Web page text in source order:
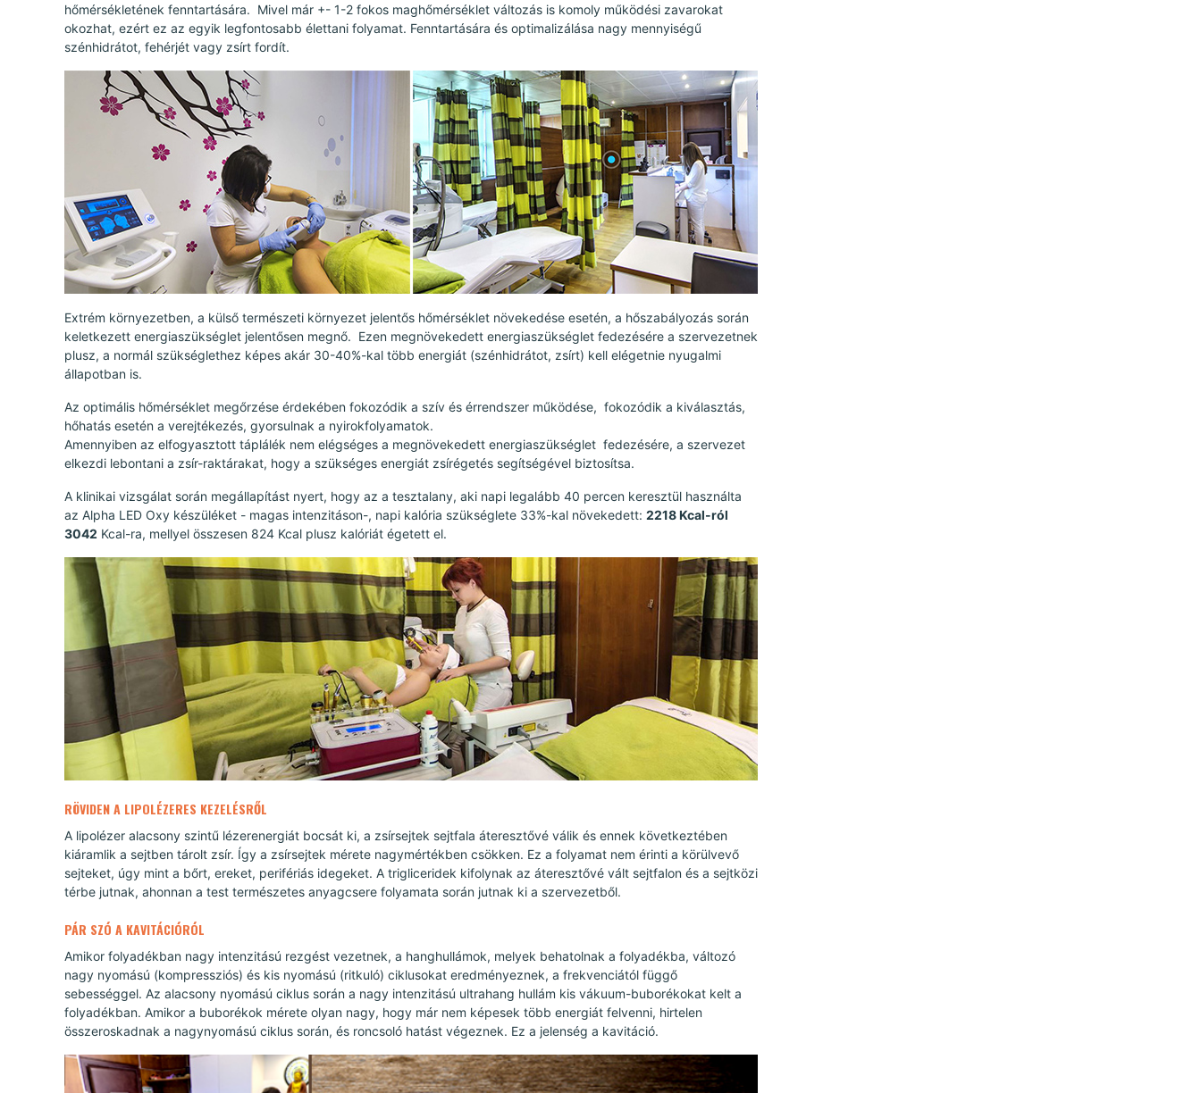
hőmérsékletének fenntartására. Mivel már +- 1-2 fokos maghőmérséklet változás is komoly működési zavarokat
okozhat, ezért ez az egyik legfontosabb élettani folyamat. Fenntartására és optimalizálása nagy mennyiségű
szénhidrátot, fehérjét vagy zsírt fordít.
Extrém környezetben, a külső természeti környezet jelentős hőmérséklet növekedése esetén, a hőszabályozás során
keletkezett energiaszükséglet jelentősen megnő. Ezen megnövekedett energiaszükséglet fedezésére a szervezetnek
plusz, a normál szükséglethez képes akár 30-40%-kal több energiát (szénhidrátot, zsírt) kell elégetnie nyugalmi
állapotban is.
Az optimális hőmérséklet megőrzése érdekében fokozódik a szív és érrendszer működése, fokozódik a kiválasztás,
hőhatás esetén a verejtékezés, gyorsulnak a nyirokfolyamatok.
Amennyiben az elfogyasztott táplálék nem elégséges a megnövekedett energiaszükséglet fedezésére, a szervezet
elkezdi lebontani a zsír-raktárakat, hogy a szükséges energiát zsírégetés segítségével biztosítsa.
A klinikai vizsgálat során megállapítást nyert, hogy az a tesztalany, aki napi legalább 40 percen keresztül használta
az Alpha LED Oxy készüléket - magas intenzitáson-, napi kalória szükséglete 33%-kal növekedett: 2218 Kcal-ról
3042 Kcal-ra, mellyel összesen 824 Kcal plusz kalóriát égetett el.
RÖVIDEN A LIPOLÉZERES KEZELÉSRŐL
A lipolézer alacsony szintű lézerenergiát bocsát ki, a zsírsejtek sejtfala áteresztővé válik és ennek következtében
kiáramlik a sejtben tárolt zsír. Így a zsírsejtek mérete nagymértékben csökken. Ez a folyamat nem érinti a körülvevő
sejteket, úgy mint a bőrt, ereket, perifériás idegeket. A trigliceridek kifolynak az áteresztővé vált sejtfalon és a sejtközi
térbe jutnak, ahonnan a test természetes anyagcsere folyamata során jutnak ki a szervezetből.
PÁR SZÓ A KAVITÁCIÓRÓL
Amikor folyadékban nagy intenzitású rezgést vezetnek, a hanghullámok, melyek behatolnak a folyadékba, változó
nagy nyomású (kompressziós) és kis nyomású (ritkuló) ciklusokat eredményeznek, a frekvenciától függő
sebességgel. Az alacsony nyomású ciklus során a nagy intenzitású ultrahang hullám kis vákuum-buborékokat kelt a
folyadékban. Amikor a buborékok mérete olyan nagy, hogy már nem képesek több energiát felvenni, hirtelen
összeroskadnak a nagynyomású ciklus során, és roncsoló hatást végeznek. Ez a jelenség a kavitáció.